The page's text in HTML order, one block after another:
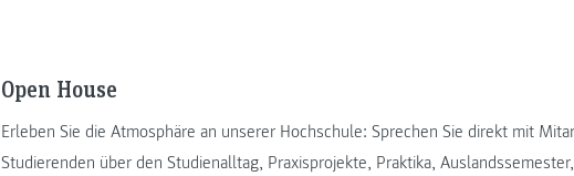
Open House
Erleben Sie die Atmosphäre an unserer Hochschule: Sprechen Sie direkt mit
Studierenden über den Studienalltag, Praxisprojekte, Praktika,